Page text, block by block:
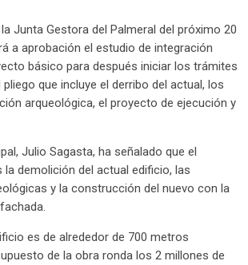
Junta Gestora del Palmeral del próximo 20
a aprobación el estudio de integración
básico para después iniciar los trámites
que incluye el derribo del actual, los
arqueológica, el proyecto de ejecución y
Julio Sagasta, ha señalado que el
demolición del actual edificio, las
y la construcción del nuevo con la
es de alrededor de 700 metros
de la obra ronda los 2 millones de